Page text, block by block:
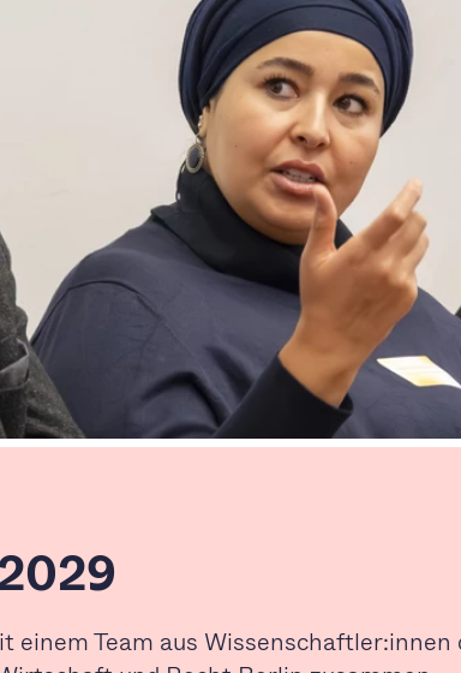
Team aus